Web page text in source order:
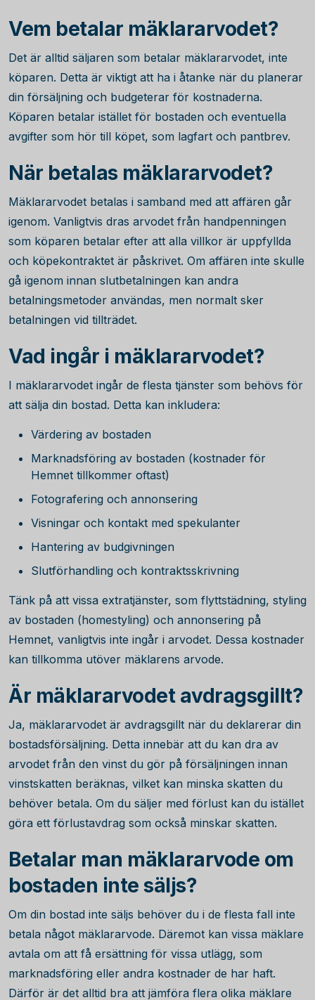
Vem betalar mäklararvodet?
Det är alltid säljaren som betalar mäklararvodet, inte
köparen. Detta är viktigt att ha i åtanke när du planerar
din försäljning och budgeterar för kostnaderna.
Köparen betalar istället för bostaden och eventuella
avgifter som hör till köpet, som lagfart och pantbrev.
När betalas mäklararvodet?
Mäklararvodet betalas i samband med att affären går
igenom. Vanligtvis dras arvodet från handpenningen
som köparen betalar efter att alla villkor är uppfyllda
och köpekontraktet är påskrivet. Om affären inte skulle
gå igenom innan slutbetalningen kan andra
betalningsmetoder användas, men normalt sker
betalningen vid tillträdet.
Vad ingår i mäklararvodet?
I mäklararvodet ingår de flesta tjänster som behövs för
att sälja din bostad. Detta kan inkludera:
Värdering av bostaden
Marknadsföring av bostaden (kostnader för
Hemnet tillkommer oftast)
Fotografering och annonsering
Visningar och kontakt med spekulanter
Hantering av budgivningen
Slutförhandling och kontraktsskrivning
Tänk på att vissa extratjänster, som flyttstädning, styling
av bostaden (homestyling) och annonsering på
Hemnet, vanligtvis inte ingår i arvodet. Dessa kostnader
kan tillkomma utöver mäklarens arvode.
Är mäklararvodet avdragsgillt?
Ja, mäklararvodet är avdragsgillt när du deklarerar din
bostadsförsäljning. Detta innebär att du kan dra av
arvodet från den vinst du gör på försäljningen innan
vinstskatten beräknas, vilket kan minska skatten du
behöver betala. Om du säljer med förlust kan du istället
göra ett förlustavdrag som också minskar skatten.
Betalar man mäklararvode om
bostaden inte säljs?
Om din bostad inte säljs behöver du i de flesta fall inte
betala något mäklararvode. Däremot kan vissa mäklare
avtala om att få ersättning för vissa utlägg, som
marknadsföring eller andra kostnader de har haft.
Därför är det alltid bra att jämföra flera olika mäklare